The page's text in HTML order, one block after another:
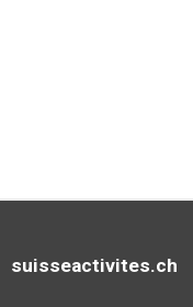
suisseactivites.ch